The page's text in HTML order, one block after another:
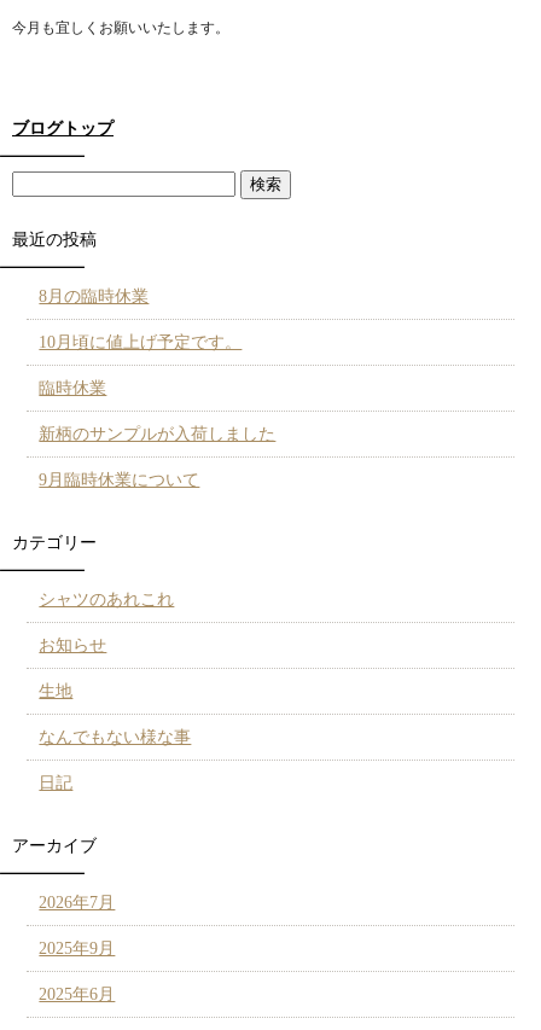
今月も宜しくお願いいたします。
ブログトップ
最近の投稿
8月の臨時休業
10月頃に値上げ予定です。
臨時休業
新柄のサンプルが入荷しました
9月臨時休業について
カテゴリー
シャツのあれこれ
お知らせ
生地
なんでもない様な事
日記
アーカイブ
2026年7月
2025年9月
2025年6月